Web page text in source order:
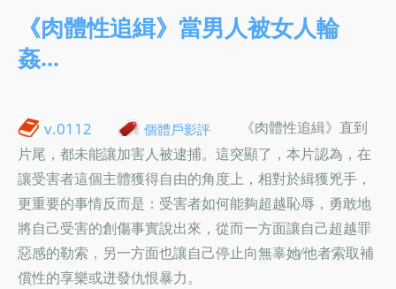
《肉體性追緝》當男人被女人輪
姦…
v.0112 個體戶影評
《肉體性追緝》直到
片尾，都未能讓加害人被逮捕。這突顯了，本片認為，在
讓受害者這個主體獲得自由的角度上，相對於緝獲兇手，
更重要的事情反而是：受害者如何能夠超越恥辱，勇敢地
將自己受害的創傷事實說出來，從而一方面讓自己超越罪
惡感的勒索，另一方面也讓自己停止向無辜她∕他者索取補
償性的享樂或迸發仇恨暴力。